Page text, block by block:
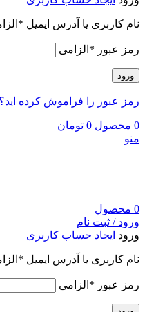
نام کاربری یا آدرس ایمیل *
رمز عبور * الزامی
ورود
رمز عبور را فراموش کرده اید؟
0 محصول 0 تومان
منو
0 محصول
ورود / ثبت نام
ورود ایجاد حساب کاربری
نام کاربری یا آدرس ایمیل *
رمز عبور * الزامی